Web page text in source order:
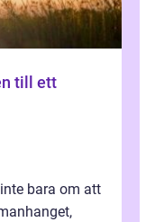
till ett
bara om att